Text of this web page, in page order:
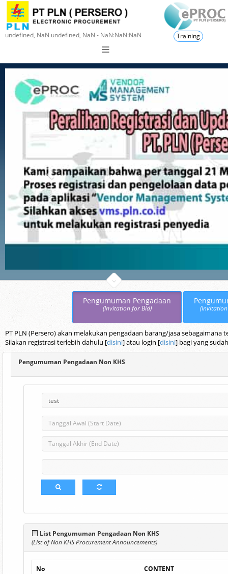
undefined, NaN undefined, NaN - NaN:NaN:NaN Training
Pengumuman Pengadaan
(Invitation for Bid)
PT PLN (Persero) akan melakukan pengadaan barang/jasa
Silakan registrasi terlebih dahulu [disini] atau login [disini] bagi yang
Pengumuman Pengadaan Non KHS
List Pengumuman Pengadaan Non KHS
(List of Non KHS Procurement Announcements)
No CONTENT